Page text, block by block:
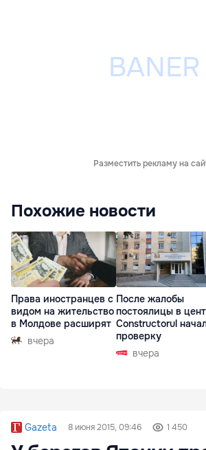
Разместить рекламу на
Похожие новости
Права иностранцев с
видом на жительство
в Молдове расширят
вчера
После жалобы
постоялицы в
Constructorul
проверку
вчера
Gazeta 8 июня 2015, 09:46 1 450